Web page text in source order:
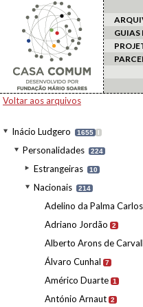
GUIAS
Voltar aos arquivos
Inácio Ludgero 1655 I
Personalidades 224
Estrangeiras 10
Nacionais 214
Adelino da Palma Carlos
Adriano Jordão 2
Alberto Arons de
Álvaro Cunhal 7
Américo Duarte 1
António Arnaut 2